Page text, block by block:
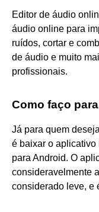
Editor de áudio
áudio online para
ruídos, cortar e
de áudio e muito
profissionais.
Como faço
Já para quem
é baixar o aplicativo
para Android. O
consideravelmente
considerado leve, e